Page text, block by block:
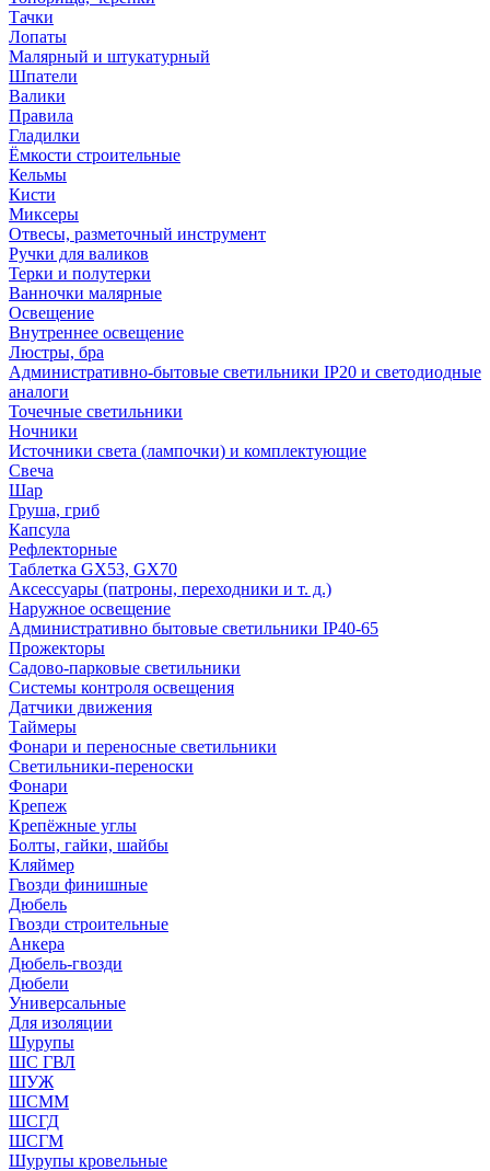
Тачки
Лопаты
Малярный и штукатурный
Шпатели
Валики
Правила
Гладилки
Ёмкости строительные
Кельмы
Кисти
Миксеры
Отвесы, разметочный инструмент
Ручки для валиков
Терки и полутерки
Ванночки малярные
Освещение
Внутреннее освещение
Люстры, бра
Административно-бытовые светильники IP20 и светодиодные
аналоги
Точечные светильники
Ночники
Источники света (лампочки) и комплектующие
Свеча
Шар
Груша, гриб
Капсула
Рефлекторные
Таблетка GX53, GX70
Аксессуары (патроны, переходники и т. д.)
Наружное освещение
Административно бытовые светильники IP40-65
Прожекторы
Садово-парковые светильники
Системы контроля освещения
Датчики движения
Таймеры
Фонари и переносные светильники
Светильники-переноски
Фонари
Крепеж
Крепёжные углы
Болты, гайки, шайбы
Кляймер
Гвозди финишные
Дюбель
Гвозди строительные
Анкера
Дюбель-гвозди
Дюбели
Универсальные
Для изоляции
Шурупы
ШС ГВЛ
ШУЖ
ШСММ
ШСГД
ШСГМ
Шурупы кровельные